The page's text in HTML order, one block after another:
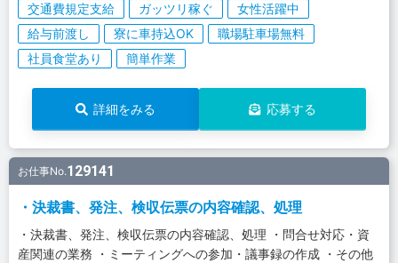
交通費規定支給
ガッツリ稼ぐ
女性活躍中
給与前渡し
寮に車持込OK
職場駐車場無料
社員食堂あり
簡単作業
詳細をみる 応募する
お仕事No.129141
・決裁書、発注、検収伝票の内容確認、処理
・決裁書、発注、検収伝票の内容確認、処理 ・問合せ対応・資
産関連の業務 ・ミーティングへの参加・議事録の作成 ・その他